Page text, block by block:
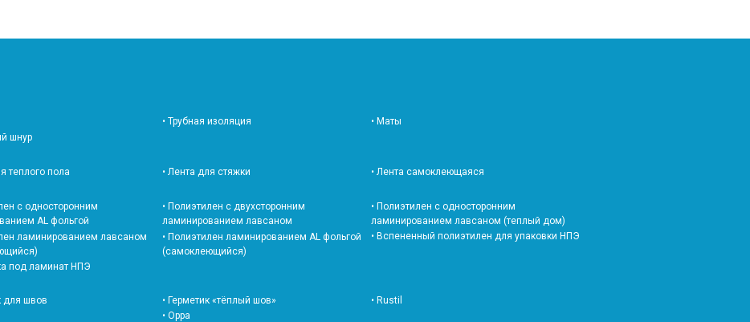
• Трубная изоляция
• Маты
шнур
теплого пола • Лента для стяжки • Лента самоклеющаяся
с односторонним
AL фольгой
• Полиэтилен с двухсторонним
ламинированием лавсаном
• Полиэтилен с односторонним
ламинированием лавсаном (теплый дом)
ламинированием лавсаном
• Полиэтилен ламинированием AL фольгой
(самоклеющийся)
• Вспененный полиэтилен для упаковки НПЭ
под ламинат НПЭ
для швов • Герметик «тёплый шов»
• Rustil
• Oppa